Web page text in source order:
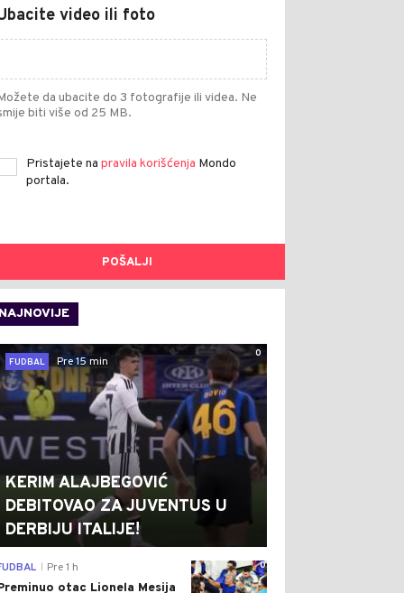
video ili foto
da ubacite do 3 fotografije ili videa. Ne
biti više od 25 MB.
Pristajete na pravila korišćenja Mondo
portala.
POŠALJI
NAJNOVIJE
0
FUDBAL
Pre 15 min
KERIM ALAJBEGOVIĆ
DEBITOVAO ZA JUVENTUS U
DERBIJU ITALIJE!
0
Pre 1 h
otac Lionela Mesija